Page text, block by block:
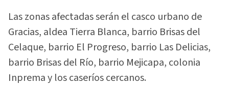
Las zonas afectadas serán el casco urbano de
Gracias, aldea Tierra Blanca, barrio Brisas del
Celaque, barrio El Progreso, barrio Las Delicias,
barrio Brisas del Río, barrio Mejicapa, colonia
Inprema y los caseríos cercanos.